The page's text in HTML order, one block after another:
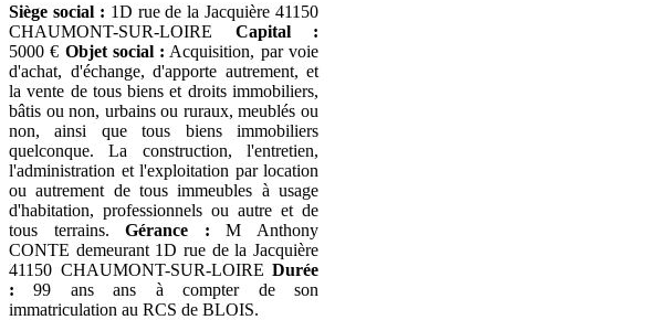
Siège social : 1D rue de la Jacquière 41150
CHAUMONT-SUR-LOIRE Capital :
5000 € Objet social : Acquisition, par voie
d'achat, d'échange, d'apporte autrement, et
la vente de tous biens et droits immobiliers,
bâtis ou non, urbains ou ruraux, meublés ou
non, ainsi que tous biens immobiliers
quelconque. La construction, l'entretien,
l'administration et l'exploitation par location
ou autrement de tous immeubles à usage
d'habitation, professionnels ou autre et de
tous terrains.Gérance : M Anthony
CONTE demeurant 1D rue de la Jacquière
41150 CHAUMONT-SUR-LOIRE Durée
: 99 ans ans à compter de son
immatriculation au RCS de BLOIS.